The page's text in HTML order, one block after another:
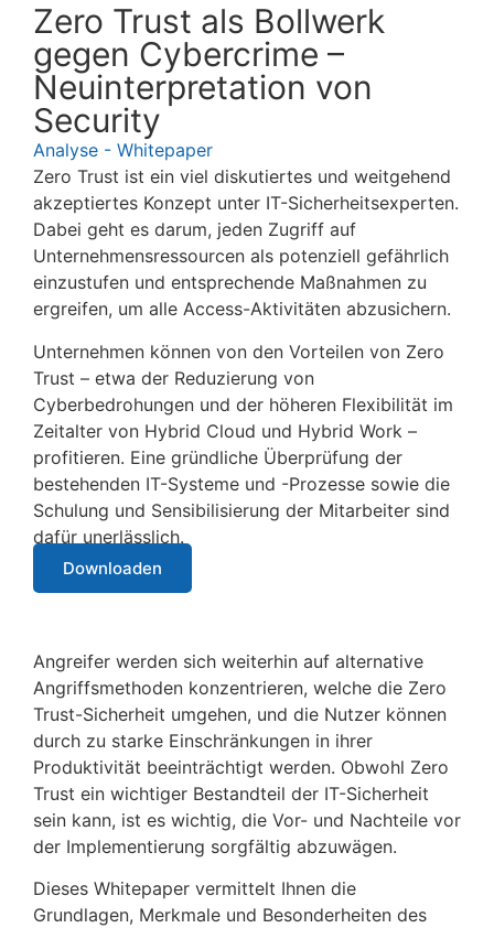
Zero Trust als Bollwerk
gegen Cybercrime –
Neuinterpretation von
Security
Analyse - Whitepaper
Zero Trust ist ein viel diskutiertes und weitgehend
akzeptiertes Konzept unter IT-Sicherheitsexperten.
Dabei geht es darum, jeden Zugriff auf
Unternehmensressourcen als potenziell gefährlich
einzustufen und entsprechende Maßnahmen zu
ergreifen, um alle Access-Aktivitäten abzusichern.
Unternehmen können von den Vorteilen von Zero
Trust – etwa der Reduzierung von
Cyberbedrohungen und der höheren Flexibilität im
Zeitalter von Hybrid Cloud und Hybrid Work –
profitieren. Eine gründliche Überprüfung der
bestehenden IT-Systeme und -Prozesse sowie die
Schulung und Sensibilisierung der Mitarbeiter sind
dafür unerlässlich.
Downloaden
Angreifer werden sich weiterhin auf alternative
Angriffsmethoden konzentrieren, welche die Zero
Trust-Sicherheit umgehen, und die Nutzer können
durch zu starke Einschränkungen in ihrer
Produktivität beeinträchtigt werden. Obwohl Zero
Trust ein wichtiger Bestandteil der IT-Sicherheit
sein kann, ist es wichtig, die Vor- und Nachteile vor
der Implementierung sorgfältig abzuwägen.
Dieses Whitepaper vermittelt Ihnen die
Grundlagen, Merkmale und Besonderheiten des